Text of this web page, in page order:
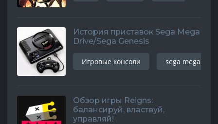
История приставок Sega Mega
Drive/Sega Genesis
Игровые консоли sega mega
Обзор игры Reigns:
балансируй, властвуй,
управляй!